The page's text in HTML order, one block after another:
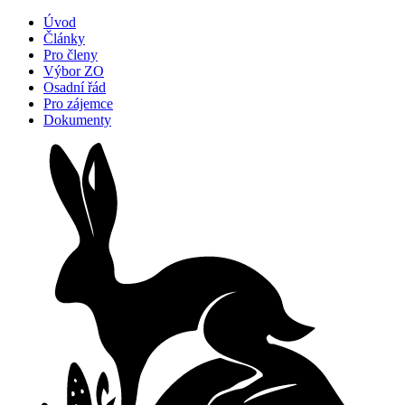
Úvod
Články
Pro členy
Výbor ZO
Osadní řád
Pro zájemce
Dokumenty